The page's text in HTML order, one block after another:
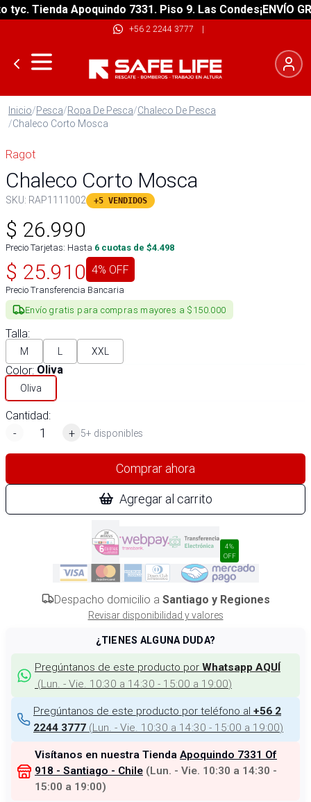
Tienda Apoquindo 7331. Piso 9. Las Condes¡ENVÍO
+56 2 2244 3777 |
Inicio/Pesca/Ropa De Pesca/Chaleco De Pesca
/Chaleco Corto Mosca
Ragot
Chaleco Corto Mosca
SKU: RAP1111002 +5 VENDIDOS
$ 26.990
Precio Tarjetas: Hasta 6 cuotas de $4.498
$ 25.910 4% OFF
Precio Transferencia Bancaria
Envío gratis para compras mayores a $150.000
Talla:
M L XXL
Color: Oliva
Oliva
Cantidad:
-
+ 5+ disponibles
Comprar ahora
Agregar al carrito
4%
OFF
Despacho domicilio a Santiago y Regiones
Revisar disponibilidad y valores
¿TIENES ALGUNA DUDA?
Pregúntanos de este producto por Whatsapp AQUÍ
(Lun. - Vie. 10:30 a 14:30 - 15:00 a 19:00)
Pregúntanos de este producto por teléfono al +56 2
2244 3777 (Lun. - Vie. 10:30 a 14:30 - 15:00 a 19:00)
Visítanos en nuestra Tienda Apoquindo 7331 Of
918 - Santiago - Chile (Lun. - Vie. 10:30 a 14:30 -
15:00 a 19:00)